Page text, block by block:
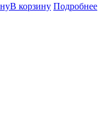
В корзину Подробнее